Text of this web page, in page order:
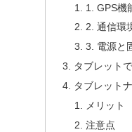
1. GPS機
2. 通信環
3. 電源と
タブレット
タブレット
メリット
注意点